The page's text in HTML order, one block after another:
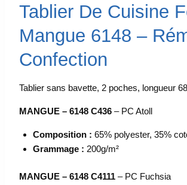
Tablier De Cuisine
Mangue 6148 –
Confection
Tablier sans bavette, 2 poches, longueur
MANGUE – 6148 C436 – PC Atoll
Composition : 65% polyester, 35%
Grammage : 200g/m²
MANGUE – 6148 C4111 – PC Fuchsia